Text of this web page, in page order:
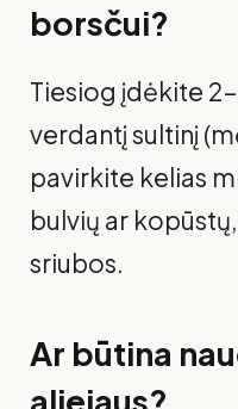
borsčui?
Tiesiog įdėkite
verdantį sultinį
pavirkite kelias
bulvių ar
sriubos.
Ar būtina
aliejaus?